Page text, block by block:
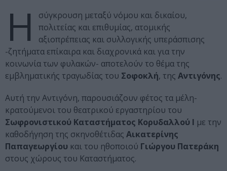
Η
σύγκρουση μεταξύ νόμου και δικαίου,
πολιτείας και επιθυμίας, ατομικής
αξιοπρέπειας και συλλογικής υπεράσπισης
-ζητήματα επίκαιρα και διαχρονικά και για την
κοινωνία των φυλακών- αποτελούν το θέμα της
εμβληματικής τραγωδίας του Σοφοκλή, της Αντιγόνης.
Αυτή την Αντιγόνη, παρουσιάζουν φέτος τα μέλη-
κρατούμενοι του θεατρικού εργαστηρίου του
Σωφρονιστικού Καταστήματος Κορυδαλλού Ι με την
καθοδήγηση της σκηνοθέτιδας Αικατερίνης
Παπαγεωργίου και του ηθοποιού Γιώργου Πατεράκη
στους χώρους του Καταστήματος.